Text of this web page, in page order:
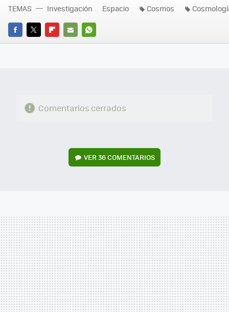
FACEBOOK
TWITTERFLIPBOARD
E-
WHATSAPP
TEMAS Investigación Espacio Cosmos
Comentarios cerrados
VER36 COMENTARIOS